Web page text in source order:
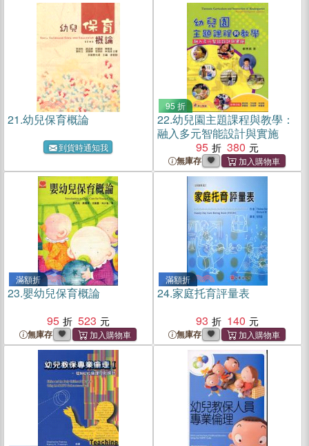
21.幼兒保育概論
到貨時通知我
95 折
22.幼兒園主題課程與教學：
融入多元智能設計與實施
95
380
無庫存
滿額折
23.嬰幼兒保育概論
95
523
無庫存
滿額折
24.家庭托育評量表
93
140
無庫存